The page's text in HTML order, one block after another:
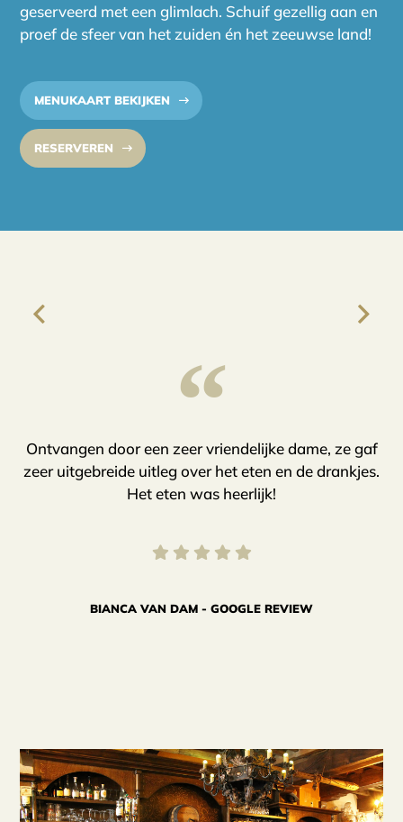
geserveerd met een glimlach. Schuif gezellig aan en
proef de sfeer van het zuiden én het zeeuwse land!
MENUKAART BEKIJKEN
RESERVEREN
“
Ontvangen door een zeer vriendelijke dame, ze gaf
zeer uitgebreide uitleg over het eten en de drankjes.
Het eten was heerlijk!
BIANCA VAN DAM - GOOGLE REVIEW